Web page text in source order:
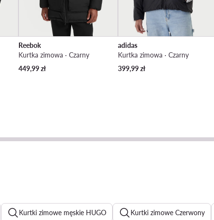
Reebok
Kurtka zimowa · Czarny
449,99zł
adidas
Kurtka zimowa · Czarny
399,99zł
Kurtki zimowe męskie HUGO Kurtki zimowe Czerwony